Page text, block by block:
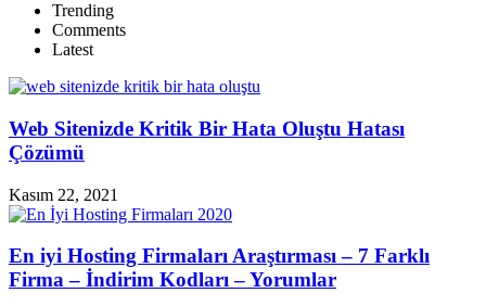
Trending
Comments
Latest
Web Sitenizde Kritik Bir Hata Oluştu Hatası
Çözümü
Kasım 22, 2021
En iyi Hosting Firmaları Araştırması – 7 Farklı
Firma – İndirim Kodları – Yorumlar